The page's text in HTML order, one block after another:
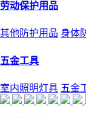
劳动保护用品
其他防护用品 身体
五金工具
室内照明灯具 五金